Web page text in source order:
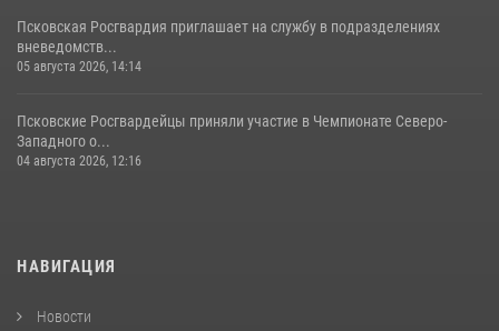
Псковская Росгвардия приглашает на службу в подразделениях
вневедомств...
05 августа 2026, 14:14
Псковские Росгвардейцы приняли участие в Чемпионате Северо-
Западного о...
04 августа 2026, 12:16
НАВИГАЦИЯ
Новости